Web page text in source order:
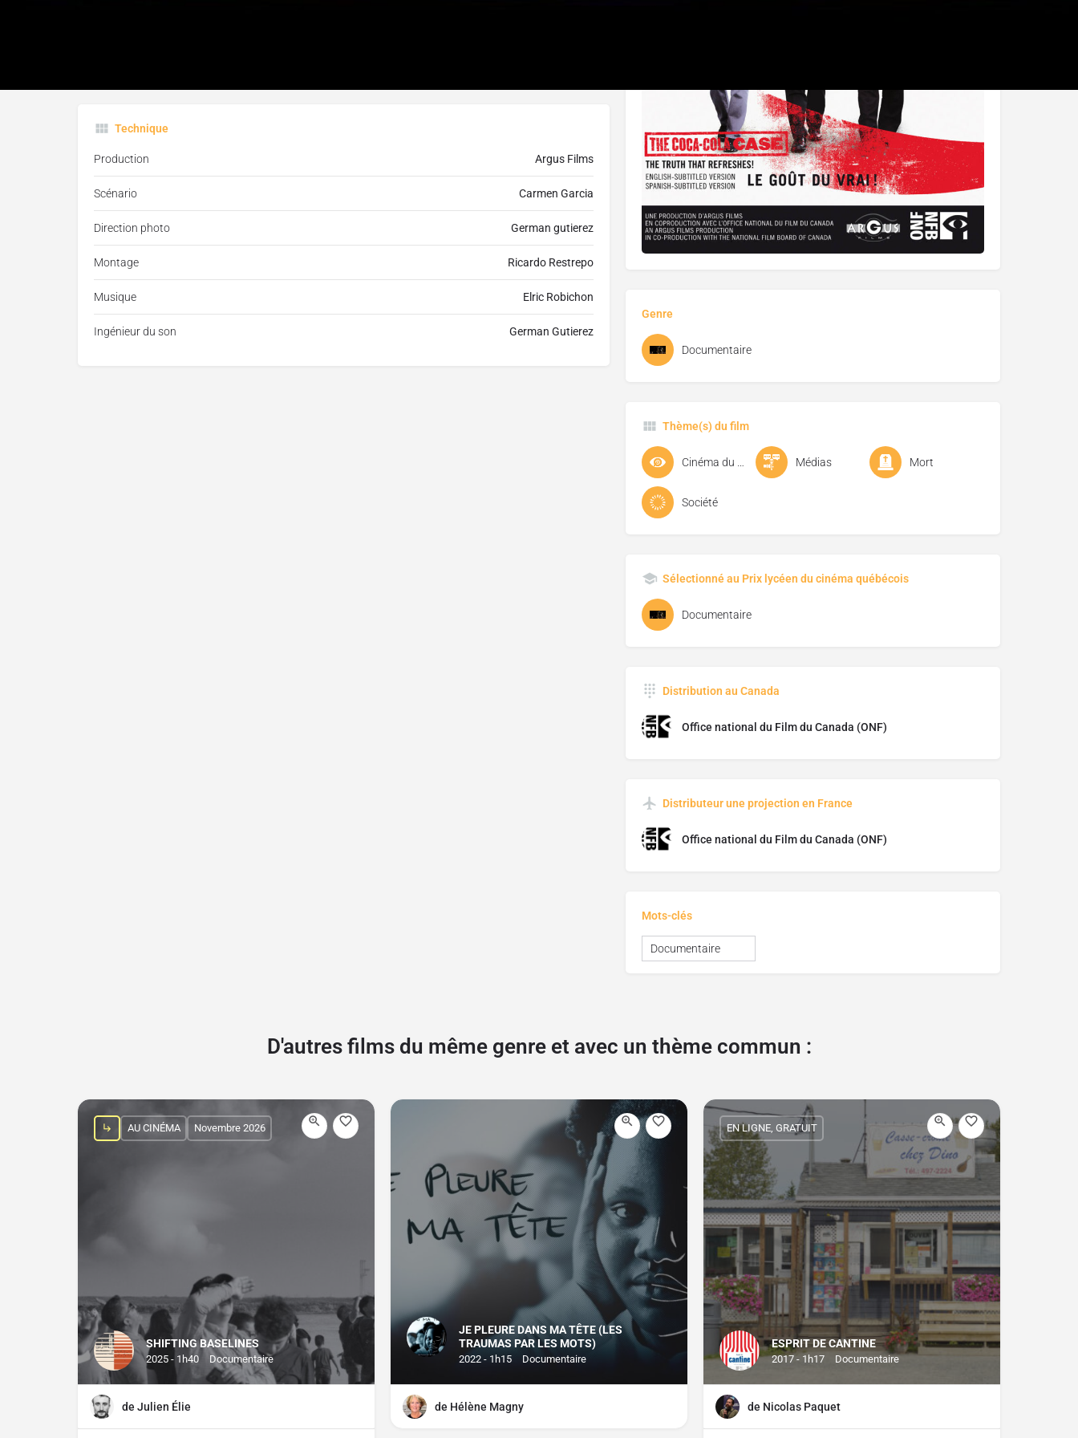
Technique
Production Argus Films
Scénario Carmen Garcia
Direction photo German gutierez
Montage Ricardo Restrepo
Musique Elric Robichon
Ingénieur du son German Gutierez
Genre
Documentaire
Thème(s) du film
Médias Mort
Société
Sélectionné au Prix lycéen du cinéma québécois
Documentaire
Distribution au Canada
Office national du Film du Canada (ONF)
Distributeur une projection en France
Office national du Film du Canada (ONF)
Mots-clés
Documentaire
D'autres films du même genre et avec un thème commun :
SHIFTING BASELINES
2025 - 1h40 Documentaire
AU CINÉMA Novembre 2026
de Julien Élie
JE PLEURE DANS MA TÊTE (LES
TRAUMAS PAR LES MOTS)
2022 - 1h15 Documentaire
de Hélène Magny
ESPRIT DE CANTINE
2017 - 1h17 Documentaire
EN LIGNE, GRATUIT
de Nicolas Paquet